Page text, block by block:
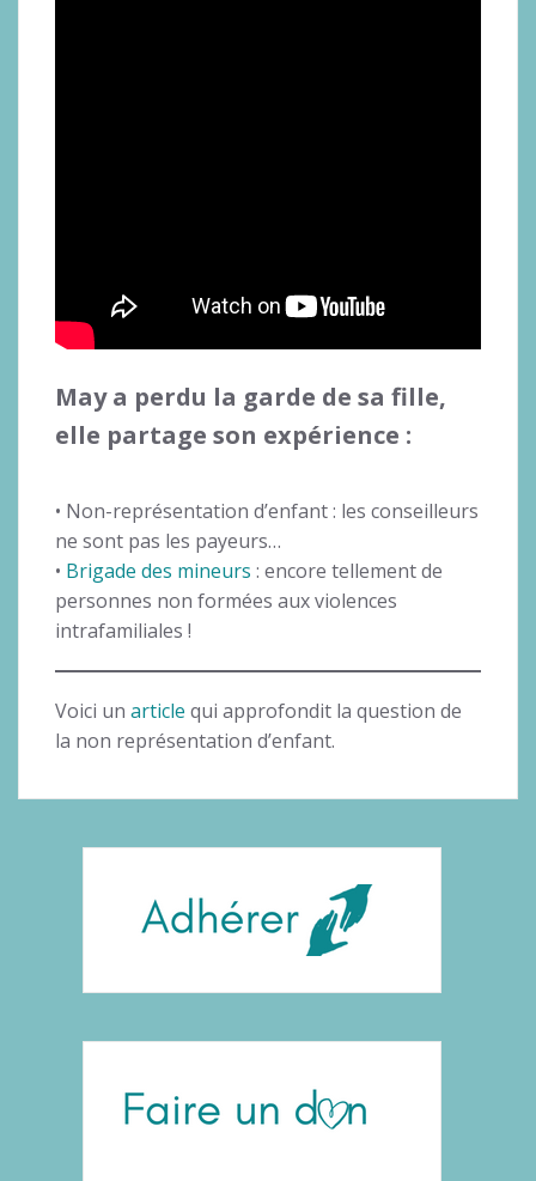
May a perdu la garde de sa fille,
elle partage son expérience :
• Non-représentation d’enfant : les conseilleurs
ne sont pas les payeurs…
• Brigade des mineurs : encore tellement de
personnes non formées aux violences
intrafamiliales !
Voici un article qui approfondit la question de
la non représentation d’enfant.